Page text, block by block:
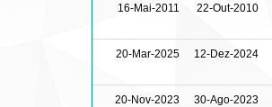
16-Mai-2011 22-Out-2010
20-Mar-2025 12-Dez-2024
20-Nov-2023 30-Ago-2023